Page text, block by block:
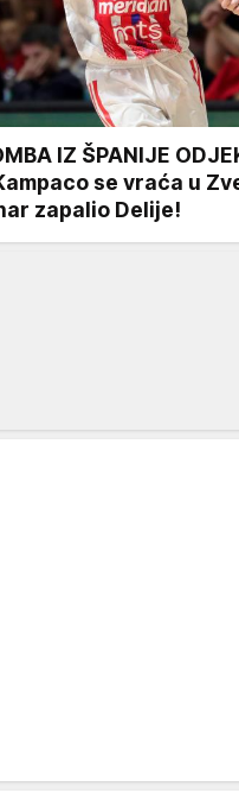
IZ ŠPANIJE
se vraća u
zapalio Delije!